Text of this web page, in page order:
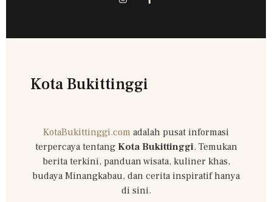
Kota Bukittinggi
KotaBukittinggi.com adalah pusat informasi
terpercaya tentang Kota Bukittinggi. Temukan
berita terkini, panduan wisata, kuliner khas,
budaya Minangkabau, dan cerita inspiratif hanya
di sini.